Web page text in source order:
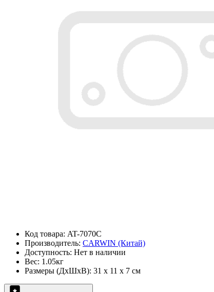
Код товара: AT-7070C
Производитель: CARWIN (Китай)
Доступность: Нет в наличии
Вес: 1.05кг
Размеры (ДxШxВ): 31 x 11 x 7 см